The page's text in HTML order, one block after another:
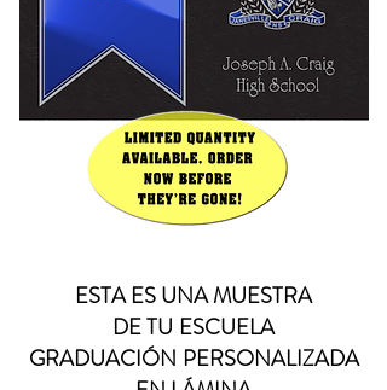
ESTA ES UNA MUESTRA
DE TU ESCUELA
GRADUACIÓN PERSONALIZADA